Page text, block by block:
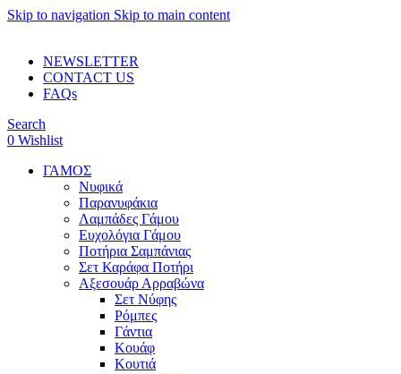
Skip to navigation Skip to main content
NEWSLETTER
CONTACT US
FAQs
Search
0 Wishlist
ΓΑΜΟΣ
Νυφικά
Παρανυφάκια
Λαμπάδες Γάμου
Ευχολόγια Γάμου
Ποτήρια Σαμπάνιας
Σετ Καράφα Ποτήρι
Αξεσουάρ Αρραβώνα
Σετ Νύφης
Ρόμπες
Γάντια
Κουάφ
Κουτιά